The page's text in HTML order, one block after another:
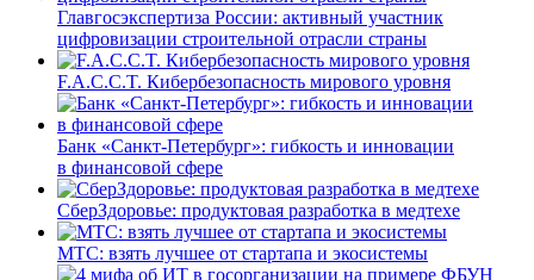
Главгосэкспертиза России: активный участник
цифровизации строительной отрасли страны
F.A.C.C.T. Кибербезопасность мирового уровня
Банк «Санкт-Петербург»: гибкость и инновации
в финансовой сфере
СберЗдоровье: продуктовая разработка в медтехе
МТС: взять лучшее от стартапа и экосистемы